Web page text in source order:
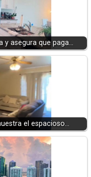
y asegura que paga…
el espacioso…